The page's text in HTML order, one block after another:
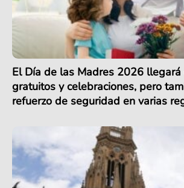
El Día de las Madres 2026 llegará
gratuitos y celebraciones, pero
refuerzo de seguridad en varias